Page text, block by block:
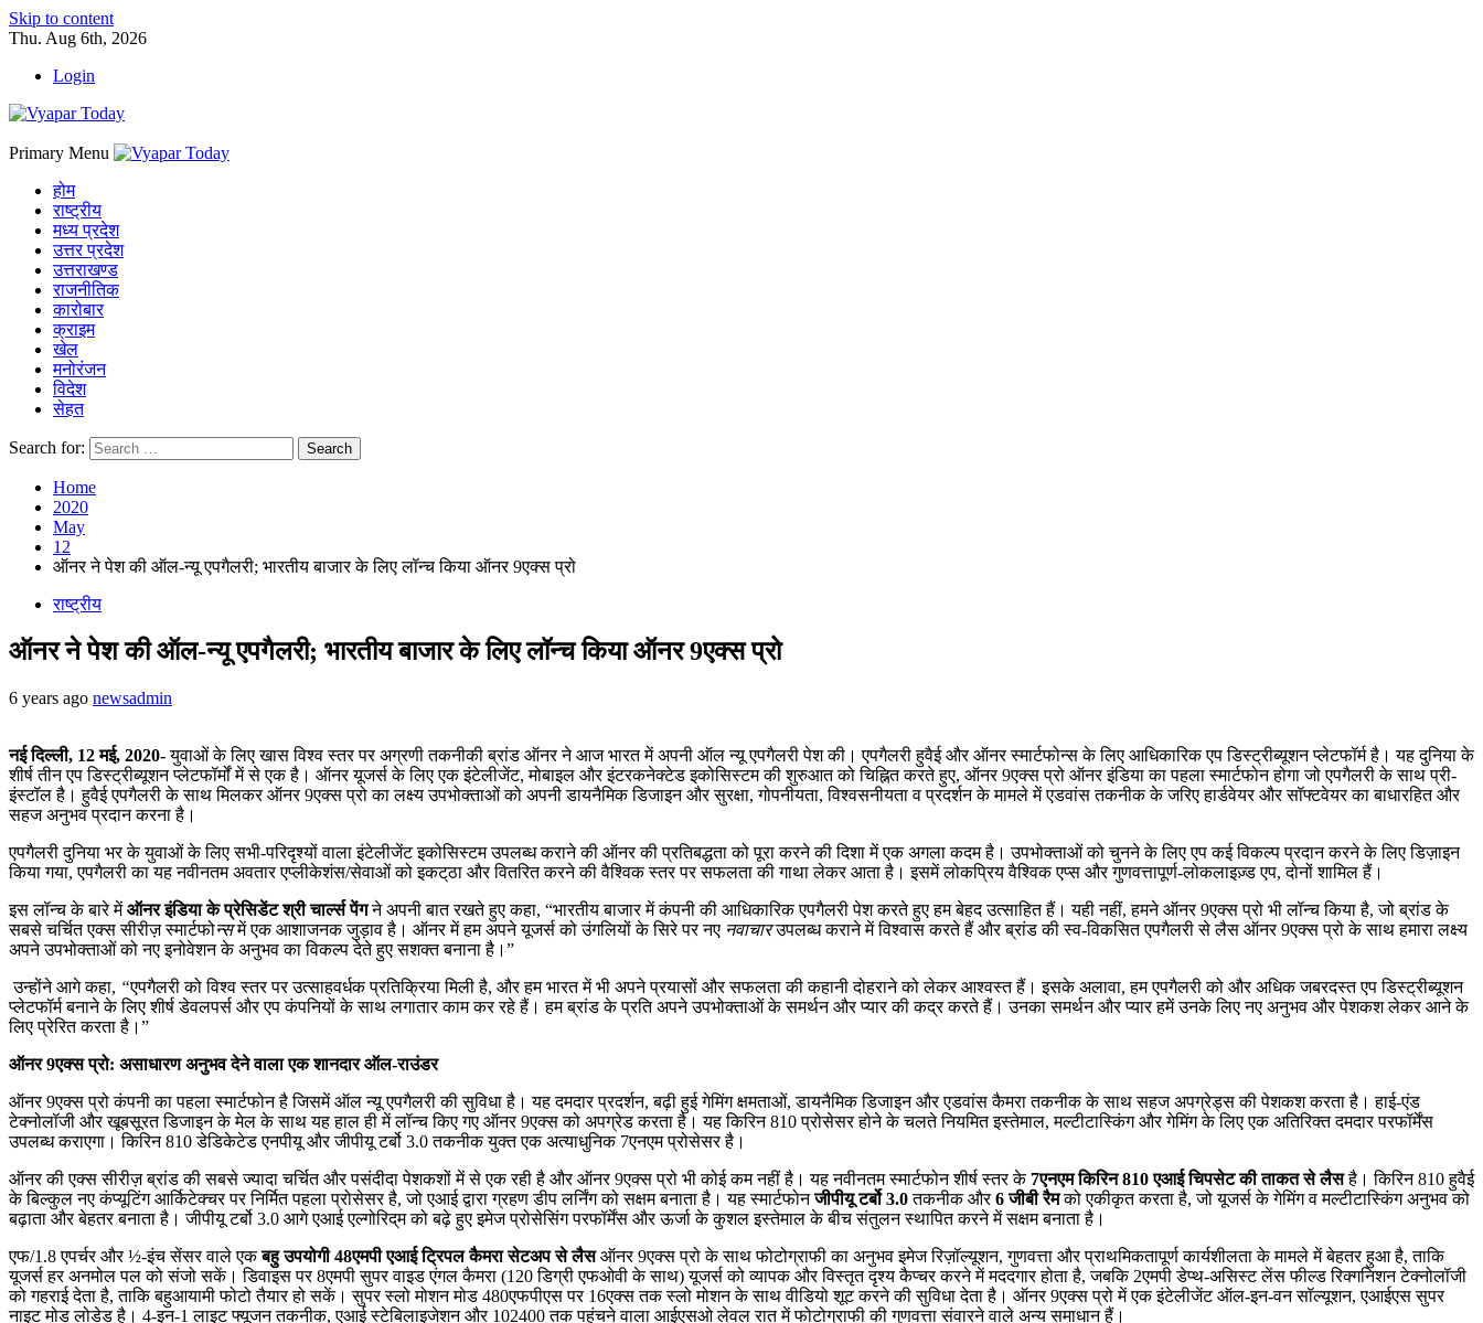
Skip to content
Thu. Aug 6th, 2026
Login
Primary Menu
होम
राष्ट्रीय
मध्य प्रदेश
उत्तर प्रदेश
उत्तराखण्ड
राजनीतिक
कारोबार
क्राइम
खेल
मनोरंजन
विदेश
सेहत
Search for:
Home
2020
May
12
ऑनर ने पेश की ऑल-न्यू एपगैलरी; भारतीय बाजार के लिए लॉन्च किया ऑनर 9एक्स प्रो
राष्ट्रीय
ऑनर ने पेश की ऑल-न्यू एपगैलरी; भारतीय बाजार के लिए लॉन्च किया ऑनर 9एक्स प्रो
6 years ago newsadmin
नई दिल्ली, 12 मई, 2020-युवाओं के लिए खास विश्व स्तर पर अग्रणी तकनीकी ब्रांड ऑनर ने आज भारत में अपनी ऑल न्यू एपगैलरी पेश की। एपगैलरी हुवैई और ऑनर स्मार्टफोन्स के लिए आधिकारिक एप डिस्ट्रीब्यूशन प्लेटफॉर्म है। यह दुनिया के
शीर्ष तीन एप डिस्ट्रीब्यूशन प्लेटफॉर्मों में से एक है। ऑनर यूजर्स के लिए एक इंटेलीजेंट, मोबाइल और इंटरकनेक्टेड इकोसिस्टम की शुरुआत को चिह्नित करते हुए, ऑनर 9एक्स प्रो ऑनर इंडिया का पहला स्मार्टफोन होगा जो एपगैलरी के साथ प्री-
इंस्टॉल है। हुवैई एपगैलरी के साथ मिलकर ऑनर 9एक्स प्रो का लक्ष्य उपभोक्ताओं को अपनी डायनैमिक डिजाइन और सुरक्षा, गोपनीयता, विश्वसनीयता व प्रदर्शन के मामले में एडवांस तकनीक के जरिए हार्डवेयर और सॉफ्टवेयर का बाधारहित और
सहज अनुभव प्रदान करना है।
एपगैलरी दुनिया भर के युवाओं के लिए सभी-परिदृश्यों वाला इंटेलीजेंट इकोसिस्टम उपलब्ध कराने की ऑनर की प्रतिबद्धता को पूरा करने की दिशा में एक अगला कदम है। उपभोक्ताओं को चुनने के लिए एप कई विकल्‍प प्रदान करने के लिए डिज़ाइन
किया गया, एपगैलरी का यह नवीनतम अवतार एप्लीकेशंस/सेवाओं को इकट्‌ठा और वितरित करने की वैश्विक स्तर पर सफलता की गाथा लेकर आता है। इसमें लोकप्रिय वैश्विक एप्स और गुणवत्तापूर्ण-लोकलाइज़्ड एप, दोनों शामिल हैं।
इस लॉन्‍च के बारे मेंऑनर इंडिया के प्रेसिडेंट श्री चार्ल्स पेंगने अपनी बात रखते हुए कहा, “भारतीय बाजार में कंपनी की आधिकारिक एपगैलरी पेश करते हुए हम बेहद उत्साहित हैं। यही नहीं, हमने ऑनर 9एक्स प्रो भी लॉन्च किया है, जो ब्रांड के
सबसे चर्चित एक्स सीरीज़ स्मार्टफोन्‍समें एक आशाजनक जुड़ाव है। ऑनर में हम अपने यूजर्स को उंगलियों के सिरे पर नए नवाचारउपलब्ध कराने में विश्वास करते हैं और ब्रांड की स्व-विकसित एपगैलरी से लैस ऑनर 9एक्स प्रो के साथ हमारा लक्ष्य
अपने उपभोक्ताओं को नए इनोवेशन के अनुभव का विकल्प देते हुए सशक्त बनाना है।”
उन्होंने आगे कहा, “एपगैलरी को विश्व स्तर पर उत्साहवर्धक प्रतिक्रिया मिली है, और हम भारत में भी अपने प्रयासों और सफलता की कहानी दोहराने को लेकर आश्वस्त हैं। इसके अलावा, हम एपगैलरी को और अधिक जबरदस्त एप डिस्ट्रीब्यूशन
प्लेटफॉर्म बनाने के लिए शीर्ष डेवलपर्स और एप कंपनियों के साथ लगातार काम कर रहे हैं। हम ब्रांड के प्रति अपने उपभोक्ताओं के समर्थन और प्यार की कद्र करते हैं। उनका समर्थन और प्यार हमें उनके लिए नए अनुभव और पेशकश लेकर आने के
लिए प्रेरित करता है।”
ऑनर 9एक्स प्रो: असाधारण अनुभव देने वाला एकशानदार ऑल-राउंडर
ऑनर 9एक्स प्रो कंपनी का पहला स्मार्टफोन है जिसमें ऑल न्यू एपगैलरी की सुविधा है। यह दमदार प्रदर्शन, बढ़ी हुई गेमिंग क्षमताओं, डायनैमिक डिजाइन और एडवांस कैमरा तकनीक के साथ सहज अपग्रेड्स की पेशकश करता है। हाई-एंड
टेक्नोलॉजी और खूबसूरत डिजाइन के मेल के साथ यह हाल ही में लॉन्च किए गए ऑनर 9एक्स को अपग्रेड करता है। यह किरिन 810 प्रोसेसर होने के चलते नियमित इस्तेमाल, मल्टीटास्किंग और गेमिंग के लिए एक अतिरिक्त दमदार परफॉर्मेंस
उपलब्ध कराएगा। किरिन 810 डेडिकेटेड एनपीयू और जीपीयू टर्बो 3.0 तकनीक युक्त एक अत्याधुनिक 7एनएम प्रोसेसर है।
ऑनर की एक्स सीरीज़ ब्रांड की सबसे ज्यादा चर्चित और पसंदीदा पेशकशों में से एक रही है और ऑनर 9एक्स प्रो भी कोई कम नहीं है। यह नवीनतम स्मार्टफोन शीर्ष स्तर के 7एनएम किरिन 810 एआई चिपसेट की ताकत से लैसहै। किरिन 810 हुवैई
के बिल्कुल नए कंप्यूटिंग आर्किटेक्चर पर निर्मित पहला प्रोसेसर है, जो एआई द्वारा ग्रहण डीप लर्निंग को सक्षम बनाता है। यह स्मार्टफोनजीपीयू टर्बो 3.0तकनीक और6 जीबी रैमको एकीकृत करता है, जो यूजर्स के गेमिंग व मल्टीटास्किंग अनुभव को
बढ़ाता और बेहतर बनाता है। जीपीयू टर्बो 3.0 आगे एआई एल्गोरिद्‌म को बढ़े हुए इमेज प्रोसेसिंग परफॉर्मेंस और ऊर्जा के कुशल इस्तेमाल के बीच संतुलन स्थापित करने में सक्षम बनाता है।
एफ/1.8 एपर्चर और ½-इंच सेंसर वाले एकबहु उपयोगी 48एमपी एआई ट्रिपल कैमरा सेटअप से लैसऑनर 9एक्स प्रो के साथ फोटोग्राफी का अनुभव इमेज रिज़ॉल्यूशन, गुणवत्ता और प्राथमिकतापूर्ण कार्यशीलता के मामले में बेहतर हुआ है, ताकि
यूजर्स हर अनमोल पल को संजो सकें। डिवाइस पर 8एमपी सुपर वाइड एंगल कैमरा (120 डिग्री एफओवी के साथ) यूजर्स को व्यापक और विस्तृत दृश्य कैप्चर करने में मददगार होता है, जबकि 2एमपी डेप्थ-असिस्ट लेंस फील्ड रिक्गनिशन टेक्नोलॉजी
को गहराई देता है, ताकि बहुआयामी फोटो तैयार हो सकें। सुपर स्लो मोशन मोड 480एफपीएस पर 16एक्स तक स्लो मोशन के साथ वीडियो शूट करने की सुविधा देता है। ऑनर 9एक्स प्रो में एक इंटेलीजेंट ऑल-इन-वन सॉल्यूशन, एआईएस सुपर
नाइट मोड लोडेड है। 4-इन-1 लाइट फ्यूजन तकनीक, एआई स्टेबिलाइजेशन और 102400 तक पहुंचने वाला आईएसओ लेवल रात में फोटोग्राफी की गुणवत्ता संवारने वाले अन्य समाधान हैं।